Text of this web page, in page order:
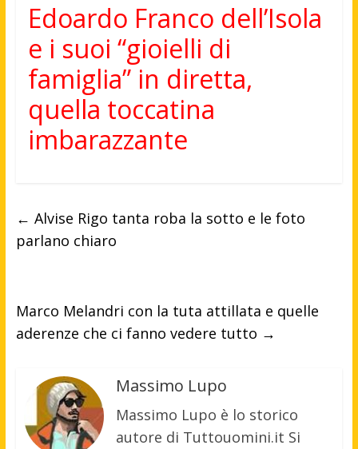
Edoardo Franco dell’Isola
e i suoi “gioielli di
famiglia” in diretta,
quella toccatina
imbarazzante
← Alvise Rigo tanta roba la sotto e le foto
parlano chiaro
Marco Melandri con la tuta attillata e quelle
aderenze che ci fanno vedere tutto →
Massimo Lupo
Massimo Lupo è lo storico
autore di Tuttouomini.it Si